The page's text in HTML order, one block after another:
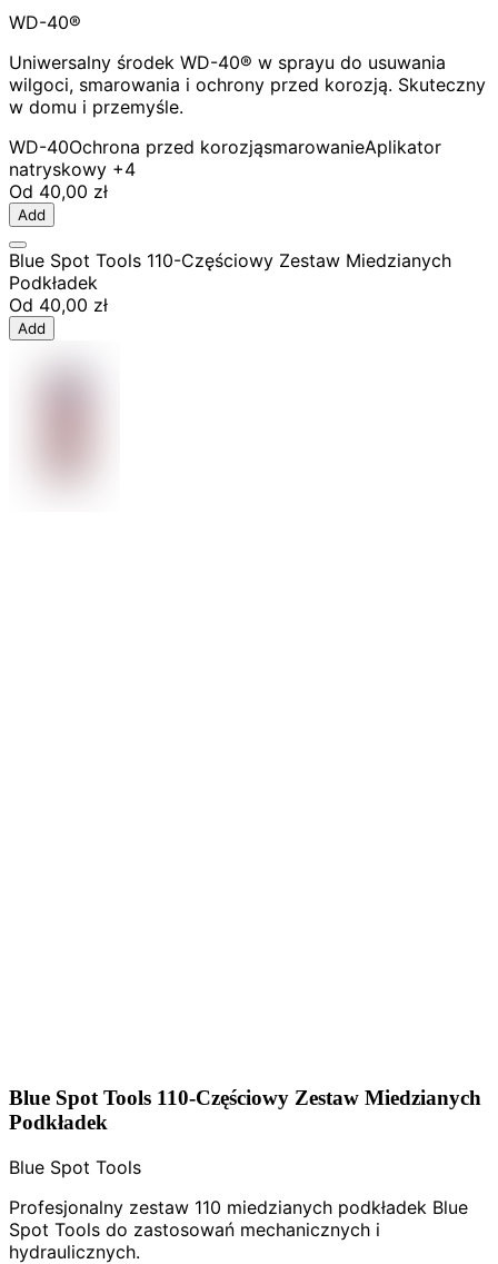
WD-40®
Uniwersalny środek WD-40® w sprayu do usuwania
wilgoci, smarowania i ochrony przed korozją. Skuteczny
w domu i przemyśle.
WD-40Ochrona przed korozjąsmarowanieAplikator
natryskowy +4
Od 40,00 zł
Add
Blue Spot Tools 110-Częściowy Zestaw Miedzianych
Podkładek
Od 40,00 zł
Add
Blue Spot Tools 110-Częściowy Zestaw Miedzianych
Podkładek
Blue Spot Tools
Profesjonalny zestaw 110 miedzianych podkładek Blue
Spot Tools do zastosowań mechanicznych i
hydraulicznych.